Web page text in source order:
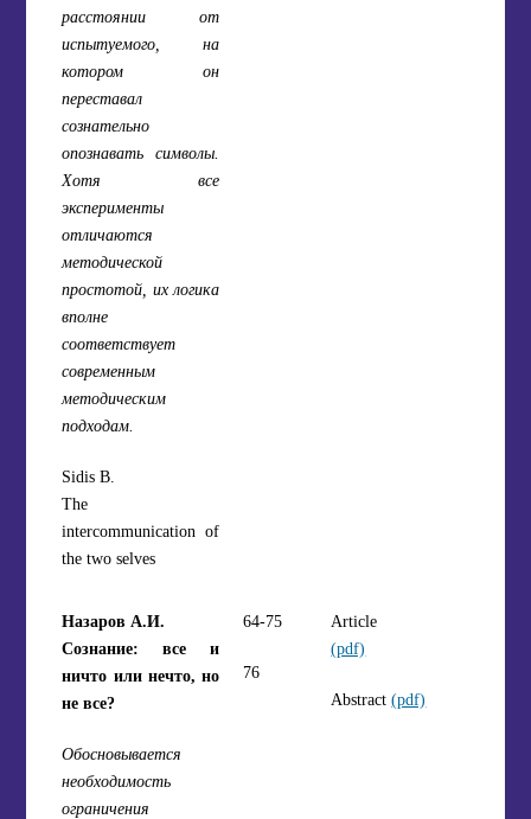
расстоянии от
испытуемого, на
котором он
переставал
сознательно
опознавать символы.
Хотя все
эксперименты
отличаются
методической
простотой, их логика
вполне
соответствует
современным
методическим
подходам.
Sidis B.
The
intercommunication of
the two selves
Назаров А.И.
Сознание: все и
ничто или нечто, но
не все?
Обосновывается
необходимость
ограничения
64-75
76
Article
(pdf)
Abstract(pdf)